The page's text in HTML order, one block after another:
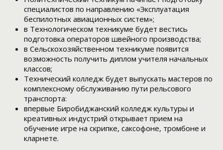
специалистов по направлению «Эксплуатация
беспилотных авиационных систем»;
в Технологическом техникуме будет вестись
подготовка операторов швейного производства;
в Сельскохозяйственном техникуме появится
возможность получить диплом учителя начальных
классов;
Технический колледж будет выпускать мастеров по
комплексному обслуживанию пути рельсового
транспорта:
впервые Биробиджанский колледж культуры и
креативных индустрий открывает прием на
обучение игре на скрипке, саксофоне, тромбоне и
кларнете.